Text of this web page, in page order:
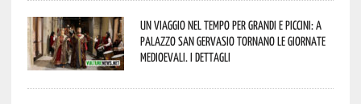
Un viaggio nel tempo per grandi e piccini: a
Palazzo San Gervasio tornano le Giornate
Medioevali. I dettagli